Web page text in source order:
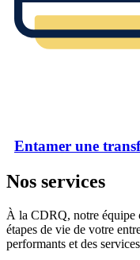
Entamer une
Nos services
À la CDRQ, notre équipe
étapes de vie de votre
performants et des